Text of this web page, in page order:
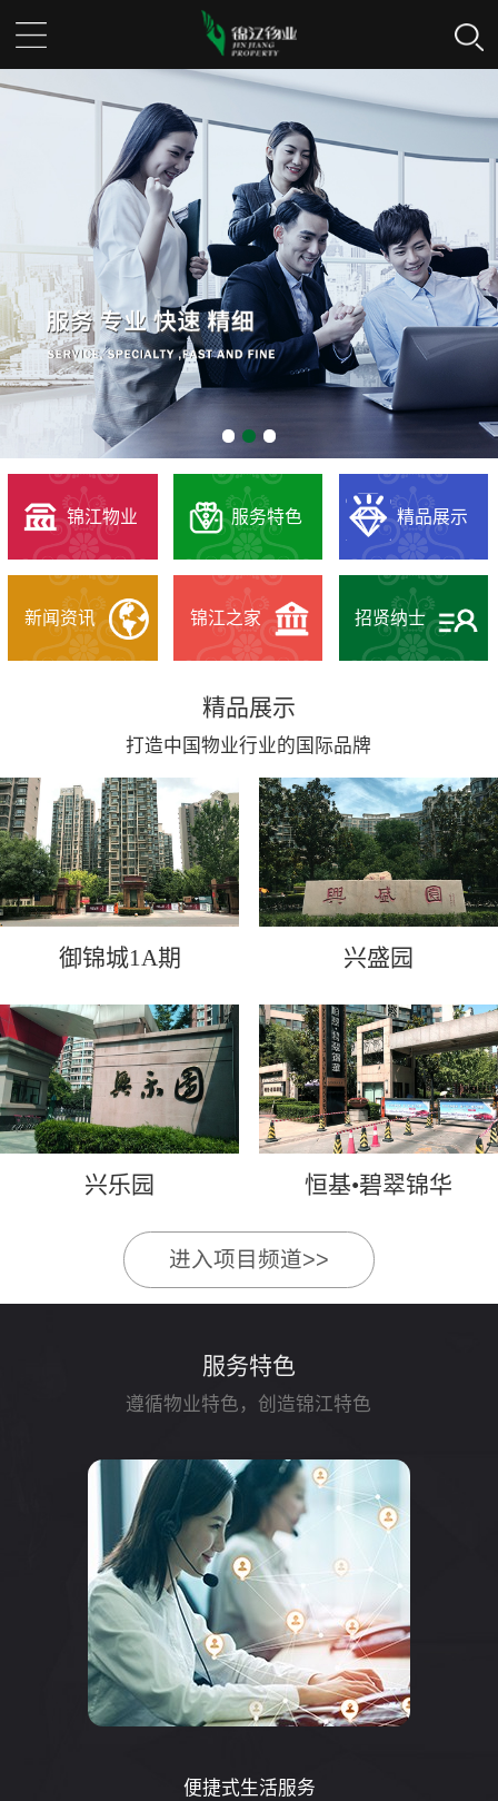
锦江物业 服务特色 精品展示
新闻资讯 锦江之家 招贤纳士
精品展示
打造中国物业行业的国际品牌
御锦城1A期 兴盛园
兴乐园 恒基•碧翠锦华
进入项目频道>>
服务特色
遵循物业特色，创造锦江特色
便捷式生活服务